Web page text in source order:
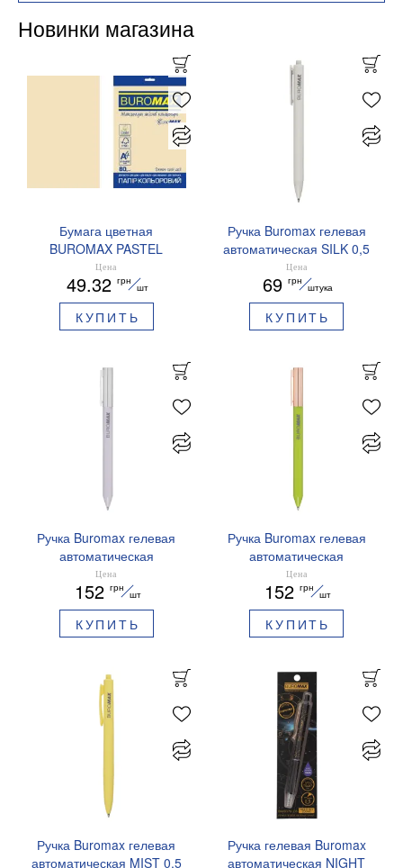
Новинки магазина
Бумага цветная
BUROMAX PASTEL
EUROMAX 20 арк А4 80 г/
мс BM.2721220E-08
Цена
49.32 грн
шт
КУПИТЬ
Ручка Buromax гелевая
автоматическая SILK 0,5
мм синие чернила
BM.83100
Цена
69 грн
штука
КУПИТЬ
Ручка Buromax гелевая
автоматическая
PRESTIGE SILVER 0,5 мм
синие чернила BM.83102
Цена
152 грн
шт
КУПИТЬ
Ручка Buromax гелевая
автоматическая
PRESTIGE GOLD 0,5 мм
синие чернила BM.83101
Цена
152 грн
шт
КУПИТЬ
Ручка Buromax гелевая
автоматическая MIST 0,5
Ручка гелевая Buromax
автоматическая NIGHT